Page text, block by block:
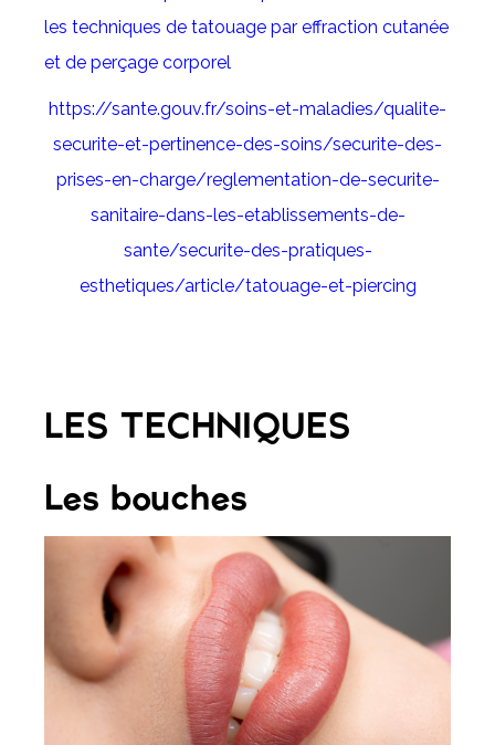
les techniques de tatouage par effraction cutanée
et de perçage corporel
https://sante.gouv.fr/soins-et-maladies/qualite-
securite-et-pertinence-des-soins/securite-des-
prises-en-charge/reglementation-de-securite-
sanitaire-dans-les-etablissements-de-
sante/securite-des-pratiques-
esthetiques/article/tatouage-et-piercing
LES TECHNIQUES
Les bouches